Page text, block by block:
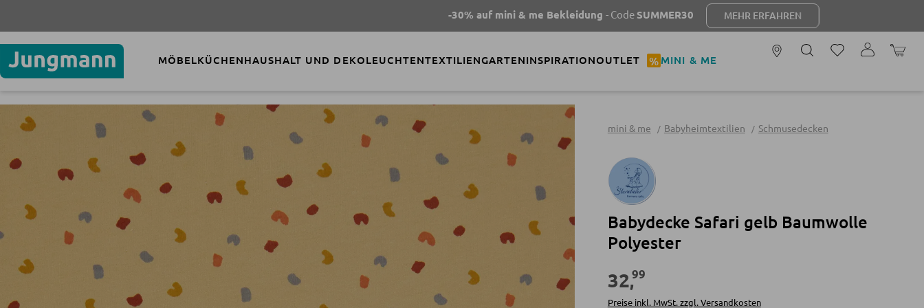
-30% auf mini & me Bekleidung- CodeSUMMER30 MEHR ERFAHREN
MÖBELKÜCHENHAUSHALT UND DEKOLEUCHTENTEXTILIENGARTENINSPIRATIONOUTLET % MINI & ME
mini & me Babyheimtextilien Schmusedecken
Babydecke Safari gelb Baumwolle
Polyester
32,99
Preise inkl. MwSt. zzgl. Versandkosten